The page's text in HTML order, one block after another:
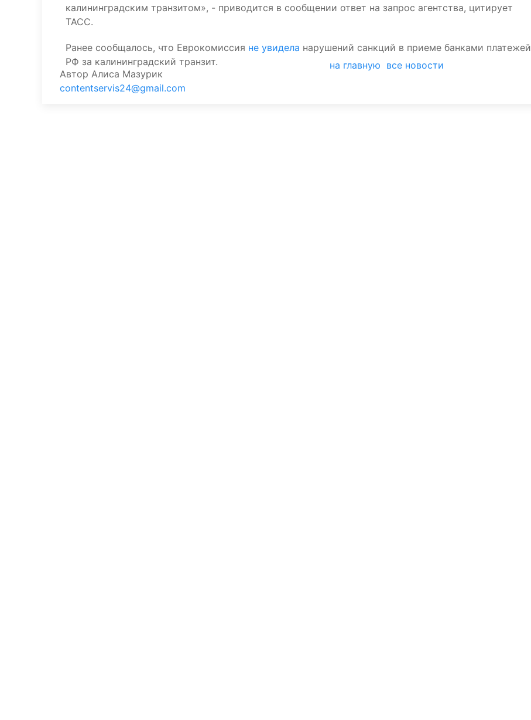
калининградским транзитом», - приводится в сообщении ответ на запрос агентства, цитирует
ТАСС.
Ранее сообщалось, что Еврокомиссия не увидела нарушений санкций в приеме банками платежей
РФ за калининградский транзит.
Автор Алиса Мазурик
contentservis24@gmail.com
на главную все новости